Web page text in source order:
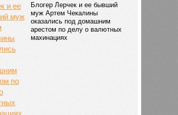
Блогер Лерчек и ее бывший
муж Артем Чекалины
оказались под домашним
арестом по делу о валютных
махинациях